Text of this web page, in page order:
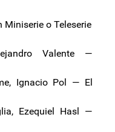
Miniserie o Teleserie
Valente —
Ignacio Pol — El
Ezequiel Hasl —